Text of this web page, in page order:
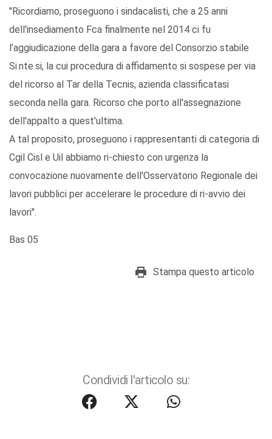
"Ricordiamo, proseguono i sindacalisti, che a 25 anni
dell'insediamento Fca finalmente nel 2014 ci fu
l’aggiudicazione della gara a favore del Consorzio stabile
Si.nte.si, la cui procedura di affidamento si sospese per via
del ricorso al Tar della Tecnis, azienda classificatasi
seconda nella gara. Ricorso che porto all'assegnazione
dell'appalto a quest'ultima.
A tal proposito, proseguono i rappresentanti di categoria di
Cgil Cisl e Uil abbiamo ri-chiesto con urgenza la
convocazione nuovamente dell'Osservatorio Regionale dei
lavori pubblici per accelerare le procedure di ri-avvio dei
lavori".
Bas 05
Stampa questo articolo
Condividi l'articolo su: